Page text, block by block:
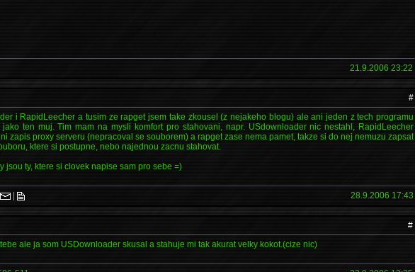
21.9.2006 23:22
#
i RapidLeecher a tusim ze rapget jsem take zkousel (z nejakeho blogu) ale ani jeden z tech programu
ten muj. Tim mam na mysli komfort pro stahovani, napr. USdownloader nic nestahl, RapidLeecher
zapis proxy serveru (nepracoval se souborem) a rapget zase nema pamet, takze si do nej nemuzu zapsat
ktere si postupne, nebo najednou zacnu stahovat.
jsou ty, ktere si clovek napise sam pro sebe =)
| 28.9.2006 17:43
#
ale ja som USDownloader skusal a stahuje mi tak akurat velky kokot.(cize nic)